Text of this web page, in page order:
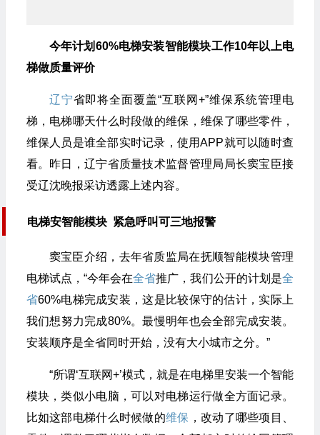
今年计划60%电梯安装智能模块工作10年以上电
梯做质量评价
辽宁省即将全面覆盖“互联网+”维保系统管理电
梯，电梯哪天什么时段做的维保，维保了哪些零件，
维保人员是谁全部实时记录，使用APP就可以随时查
看。昨日，辽宁省质量技术监督管理局局长窦宝臣接
受辽沈晚报采访透露上述内容。
电梯安智能模块 紧急呼叫可三地报警
窦宝臣介绍，去年省质监局在抚顺智能模块管理
电梯试点，“今年会在全省推广，我们公开的计划是全
省60%电梯完成安装，这是比较保守的估计，实际上
我们想努力完成80%。最慢明年也会全部完成安装。
安装顺序是全省同时开始，没有大小城市之分。”
“所谓‘互联网+’模式，就是在电梯里安装一个智能
模块，类似小电脑，可以对电梯运行做全方面记录。
比如这部电梯什么时候做的维保 ，改动了哪些项目、